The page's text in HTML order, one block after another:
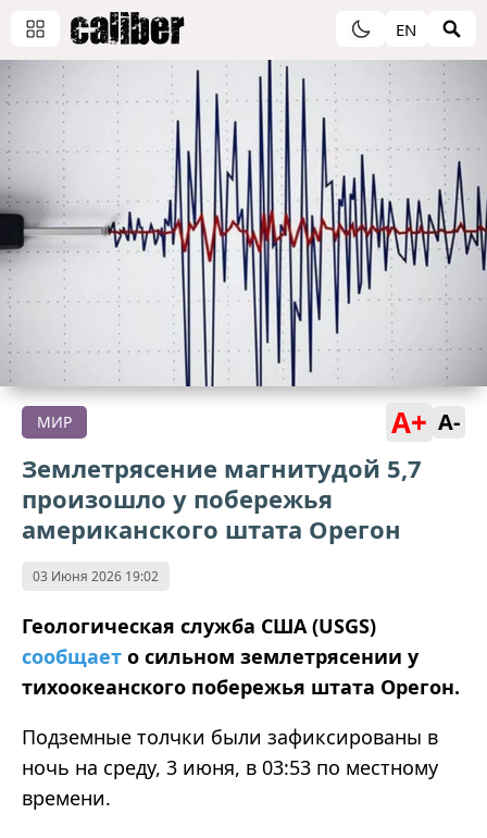
EN
МИР A+ A-
Землетрясение магнитудой 5,7
произошло у побережья
американского штата Орегон
03 Июня 2026 19:02
Геологическая служба США (USGS)
сообщает о сильном землетрясении у
тихоокеанского побережья штата Орегон.
Подземные толчки были зафиксированы в
ночь на среду, 3 июня, в 03:53 по местному
времени.